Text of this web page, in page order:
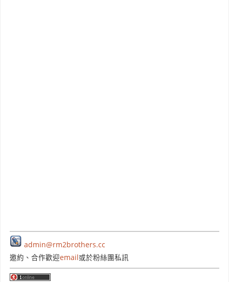
admin@rm2brothers.cc
邀約、合作歡迎email或於粉絲團私訊